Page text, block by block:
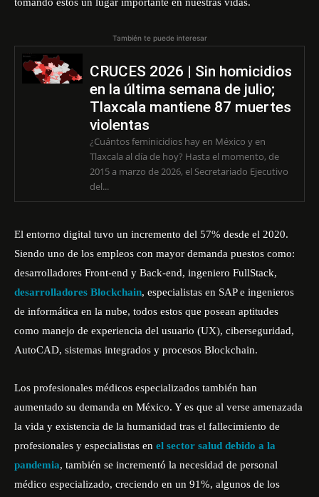
También te puede interesar
CRUCES 2026 | Sin homicidios
en la última semana de julio;
Tlaxcala mantiene 87 muertes
violentas
¿Cuántos feminicidios hay en México y en
Tlaxcala al día de hoy? Hasta el momento, de
2015 a marzo de 2026, el Secretariado Ejecutivo
del...
El entorno digital tuvo un incremento del 57% desde el 2020.
Siendo uno de los empleos con mayor demanda puestos como:
desarrolladores Front-end y Back-end, ingeniero FullStack,
desarrolladores Blockchain, especialistas en SAP e ingenieros
de informática en la nube, todos estos que posean aptitudes
como manejo de experiencia del usuario (UX), ciberseguridad,
AutoCAD, sistemas integrados y procesos Blockchain.
Los profesionales médicos especializados también han
aumentado su demanda en México. Y es que al verse amenazada
la vida y existencia de la humanidad tras el fallecimiento de
profesionales y especialistas en el sector salud debido a la
pandemia, también se incrementó la necesidad de personal
médico especializado, creciendo en un 91%, algunos de los